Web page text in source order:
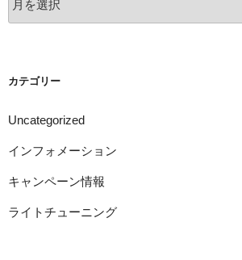
ー
カテゴリー
Uncategorized
インフォメーション
キャンペーン情報
ライトチューニング